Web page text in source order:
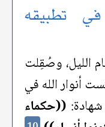
تطبيقه
الليل، وصُقِلت
أنوار الله في
((حكماء